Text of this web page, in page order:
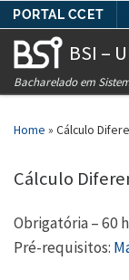
PORTAL CCET
Skip to content
BSI –
Bacharelado em
Home » Cálculo
Cálculo
Obrigatória – 60
Pré-requisitos: